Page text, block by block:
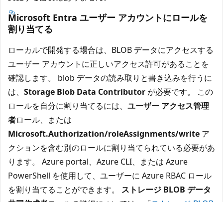
Microsoft Entra ユーザー アカウントにロールを
割り当てる
ローカルで開発する場合は、BLOB データにアクセスする
ユーザー アカウントに正しいアクセス許可があることを
確認します。 blob データの読み取りと書き込みを行うに
は、 Storage Blob Data Contributor が必要です。 この
ロールを自分に割り当てるには、 ユーザー アクセス管理
者ロール、または
Microsoft.Authorization/roleAssignments/write ア
クションを含む別のロールに割り当てられている必要があ
ります。 Azure portal、Azure CLI、または Azure
PowerShell を使用して、ユーザーに Azure RBAC ロール
を割り当てることができます。 ストレージ BLOB データ